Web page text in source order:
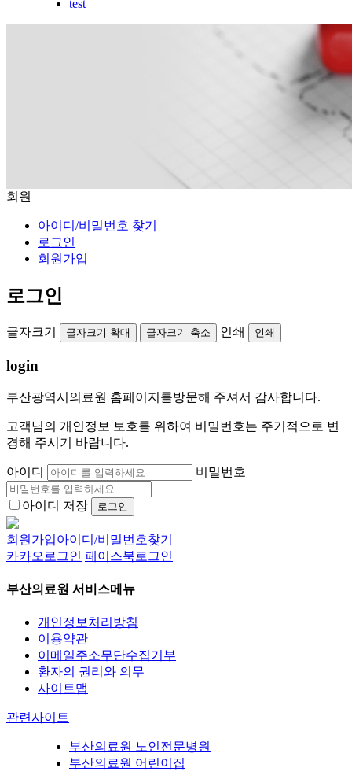
test
회원
아이디/비밀번호 찾기
로그인
회원가입
로그인
글자크기 글자크기 확대 글자크기 축소 인쇄 인쇄
login
부산광역시의료원 홈페이지를방문해 주셔서 감사합니다.
고객님의 개인정보 보호를 위하여 비밀번호는 주기적으로 변
경해 주시기 바랍니다.
아이디 비밀번호
아이디 저장
회원가입아이디/비밀번호찾기
카카오로그인 페이스북로그인
부산의료원 서비스메뉴
개인정보처리방침
이용약관
이메일주소무단수집거부
환자의 권리와 의무
사이트맵
관련사이트
부산의료원 노인전문병원
부산의료원 어린이집